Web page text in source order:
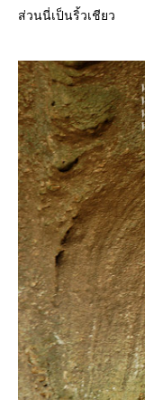
ส่วนนี่เป็นริ้วเชียว